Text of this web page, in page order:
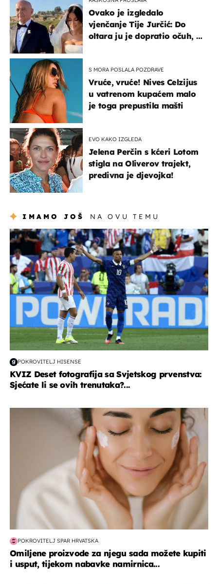
Ovako je izgledalo
vjenčanje Tije Jurčić: Do
oltara ju je dopratio očuh, a
S MORA POSLALA POZDRAVE
Vruće, vruće! Nives Celzijus
u vatrenom kupaćem malo
je toga prepustila mašti
EVO KAKO IZGLEDA
Jelena Perčin s kćeri Lotom
stigla na Oliverov trajekt,
predivna je djevojka!
IMAMO JOŠ NA OVU TEMU
svjetsko prvenstvo 2026
POKROVITELJ HISENSE
KVIZ Deset fotografija sa Svjetskog prvenstva:
Sjećate li se ovih trenutaka?...
moda & ljepota
POKROVITELJ SPAR HRVATSKA
Omiljene proizvode za njegu sada možete kupiti
i usput, tijekom nabavke namirnica...